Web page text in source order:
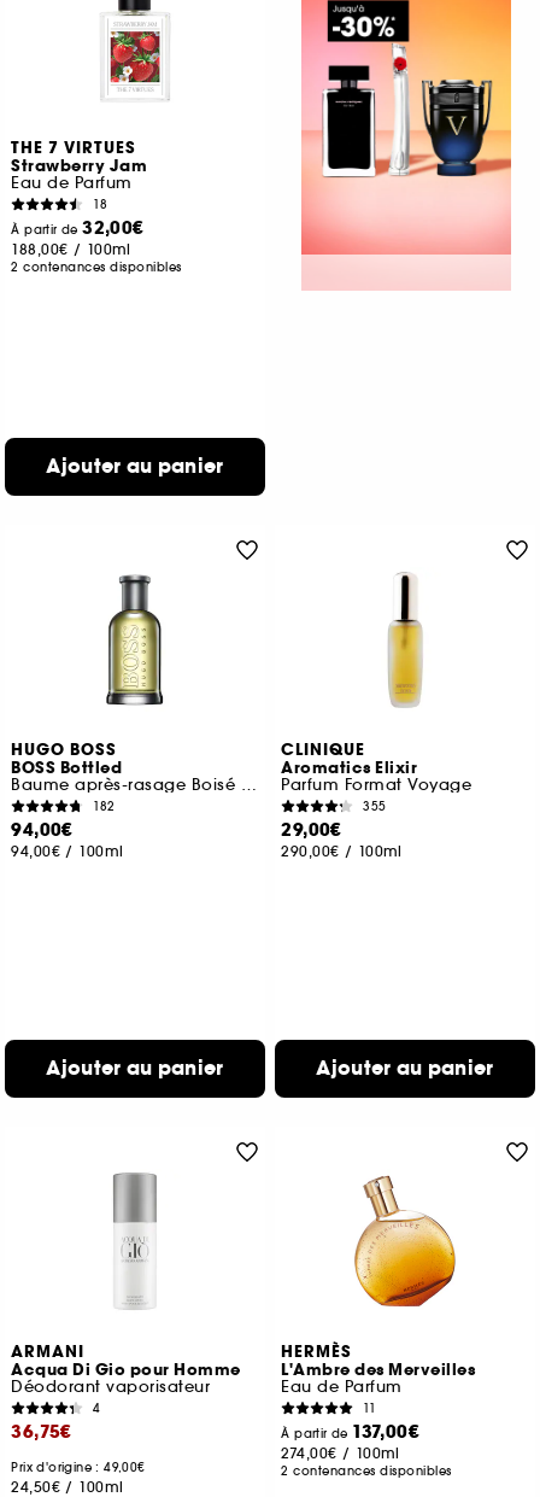
THE 7 VIRTUES
Strawberry Jam
Eau de Parfum
18
À partir de32,00€
188,00€ / 100ml
2 contenances disponibles
Ajouter au panier
HUGO BOSS
BOSS Bottled
Baume après-rasage Boisé et Oriental
182
94,00€
94,00€ / 100ml
Ajouter au panier
CLINIQUE
Aromatics Elixir
Parfum Format Voyage
355
29,00€
290,00€ / 100ml
Ajouter au panier
ARMANI
Acqua Di Gio pour Homme
Déodorant vaporisateur
4
36,75€
Prix d'origine : 49,00€
24,50€ / 100ml
HERMÈS
L'Ambre des Merveilles
Eau de Parfum
11
À partir de 137,00€
274,00€ / 100ml
2 contenances disponibles